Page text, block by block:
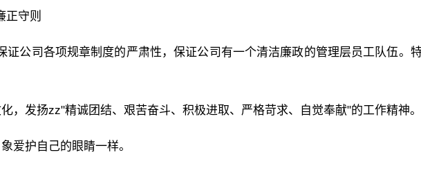
正守则
证公司各项规章制度的严肃性，保证公司有一个清洁廉政的管理层员工队伍。
，发扬zz"精诚团结、艰苦奋斗、积极进取、严格苛求、自觉奉献"的工作精神。
爱护自己的眼睛一样。